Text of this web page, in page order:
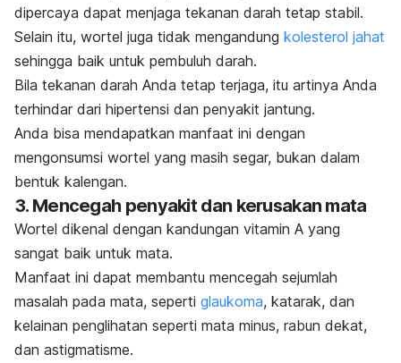
dipercaya dapat menjaga tekanan darah tetap stabil.
Selain itu, wortel juga tidak mengandung kolesterol jahat
sehingga baik untuk pembuluh darah.
Bila tekanan darah Anda tetap terjaga, itu artinya Anda
terhindar dari hipertensi dan penyakit jantung.
Anda bisa mendapatkan manfaat ini dengan
mengonsumsi wortel yang masih segar, bukan dalam
bentuk kalengan.
3. Mencegah penyakit dan kerusakan mata
Wortel dikenal dengan kandungan vitamin A yang
sangat baik untuk mata.
Manfaat ini dapat membantu mencegah sejumlah
masalah pada mata, seperti glaukoma, katarak, dan
kelainan penglihatan seperti mata minus, rabun dekat,
dan astigmatisme.